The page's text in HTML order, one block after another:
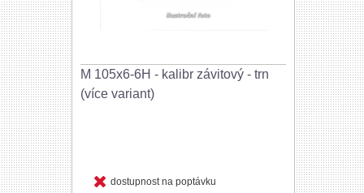
M 105x6-6H - kalibr závitový - trn
(více variant)
dostupnost na poptávku